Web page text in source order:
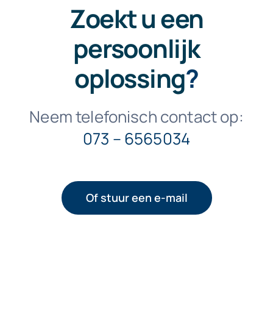
Zoekt u een
persoonlijk
oplossing?
Neem telefonisch contact op:
073 – 6565034
Of stuur een e-mail